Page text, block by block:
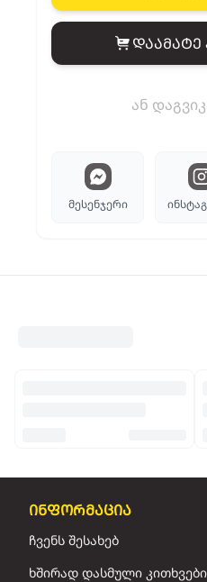
ან
მესენჯერი
ინფორმაცია
ჩვენს შესახებ
ხშირად დასმული კითხვები